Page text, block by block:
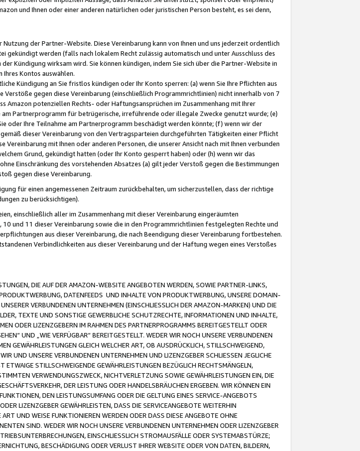
und Ihnen oder einer anderen natürlichen oder juristischen Person besteht, es sei denn,
der Partner-Website. Diese Vereinbarung kann von Ihnen und uns jederzeit ordentlich
gekündigt werden (falls nach lokalem Recht zulässig automatisch und unter Ausschluss des
Kündigung wirksam wird. Sie können kündigen, indem Sie sich über die Partner-Website in
Kontos auswählen.
Kündigung an Sie fristlos kündigen oder Ihr Konto sperren: (a) wenn Sie Ihre Pflichten aus
gegen diese Vereinbarung (einschließlich Programmrichtlinien) nicht innerhalb von 7
Amazon potenziellen Rechts- oder Haftungsansprüchen im Zusammenhang mit Ihrer
Partnerprogramm für betrügerische, irreführende oder illegale Zwecke genutzt wurde; (e)
oder Ihre Teilnahme am Partnerprogramm beschädigt werden könnte; (f) wenn wir der
dieser Vereinbarung von den Vertragsparteien durchgeführten Tätigkeiten einer Pflicht
mit Ihnen oder anderen Personen, die unserer Ansicht nach mit Ihnen verbunden
Grund, gekündigt hatten (oder Ihr Konto gesperrt haben) oder (h) wenn wir das
Einschränkung des vorstehenden Absatzes (a) gilt jeder Verstoß gegen die Bestimmungen
gegen diese Vereinbarung.
für einen angemessenen Zeitraum zurückbehalten, um sicherzustellen, dass der richtige
zu berücksichtigen).
einschließlich aller im Zusammenhang mit dieser Vereinbarung eingeräumten
und 11 dieser Vereinbarung sowie die in den Programmrichtlinien festgelegten Rechte und
aus dieser Vereinbarung, die nach Beendigung dieser Vereinbarung fortbestehen.
Verbindlichkeiten aus dieser Vereinbarung und der Haftung wegen eines Verstoßes
DIE AUF DER AMAZON-WEBSITE ANGEBOTEN WERDEN, SOWIE PARTNER-LINKS,
DATENFEEDS UND INHALTE VON PRODUKTWERBUNG, UNSERE DOMAIN-
VERBUNDENEN UNTERNEHMEN (EINSCHLIESSLICH DER AMAZON-MARKEN) UND DIE
TEXTE UND SONSTIGE GEWERBLICHE SCHUTZRECHTE, INFORMATIONEN UND INHALTE,
ODER LIZENZGEBERN IM RAHMEN DES PARTNERPROGRAMMS BEREITGESTELLT ODER
UND „WIE VERFÜGBAR“ BEREITGESTELLT. WEDER WIR NOCH UNSERE VERBUNDENEN
GEWÄHRLEISTUNGEN GLEICH WELCHER ART, OB AUSDRÜCKLICH, STILLSCHWEIGEND,
UND UNSERE VERBUNDENEN UNTERNEHMEN UND LIZENZGEBER SCHLIESSEN JEGLICHE
STILLSCHWEIGENDE GEWÄHRLEISTUNGEN BEZÜGLICH RECHTSMÄNGELN,
VERWENDUNGSZWECK, NICHTVERLETZUNG SOWIE GEWÄHRLEISTUNGEN EIN, DIE
DER LEISTUNG ODER HANDELSBRÄUCHEN ERGEBEN. WIR KÖNNEN EIN
DEN LEISTUNGSUMFANG ODER DIE GELTUNG EINES SERVICE-ANGEBOTS
LIZENZGEBER GEWÄHRLEISTEN, DASS DIE SERVICEANGEBOTE WEITERHIN
UND WEISE FUNKTIONIEREN WERDEN ODER DASS DIESE ANGEBOTE OHNE
SIND. WEDER WIR NOCH UNSERE VERBUNDENEN UNTERNEHMEN ODER LIZENZGEBER
EINSCHLIESSLICH STROMAUSFÄLLE ODER SYSTEMABSTÜRZE;
BESCHÄDIGUNG ODER VERLUST IHRER WEBSITE ODER VON DATEN, BILDERN,